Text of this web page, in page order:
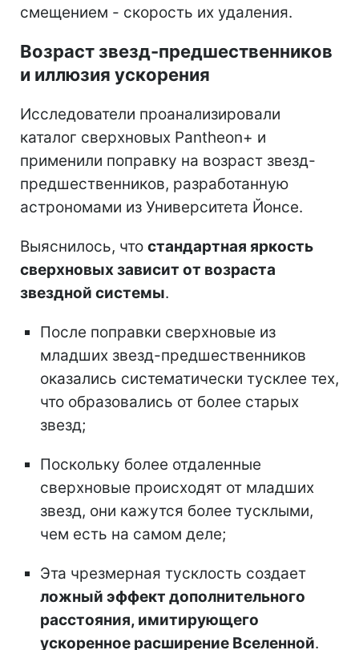
смещением - скорость их удаления.
Возраст звезд-предшественников
и иллюзия ускорения
Исследователи проанализировали
каталог сверхновых Pantheon+ и
применили поправку на возраст звезд-
предшественников, разработанную
астрономами из Университета Йонсе.
Выяснилось, что стандартная яркость
сверхновых зависит от возраста
звездной системы.
После поправки сверхновые из
младших звезд-предшественников
оказались систематически тусклее тех,
что образовались от более старых
звезд;
Поскольку более отдаленные
сверхновые происходят от младших
звезд, они кажутся более тусклыми,
чем есть на самом деле;
Эта чрезмерная тусклость создает
ложный эффект дополнительного
расстояния, имитирующего
ускоренное расширение Вселенной.